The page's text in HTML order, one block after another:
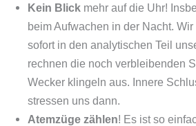
Kein Blick mehr auf die Uhr!
beim Aufwachen in der Nacht.
sofort in den analytischen Teil
rechnen die noch verbleibenden
Wecker klingeln aus. Innere
stressen uns dann.
Atemzüge zählen! Es ist so